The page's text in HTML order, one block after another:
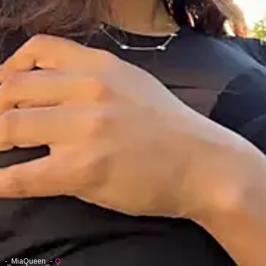
-_MiaQueen_-